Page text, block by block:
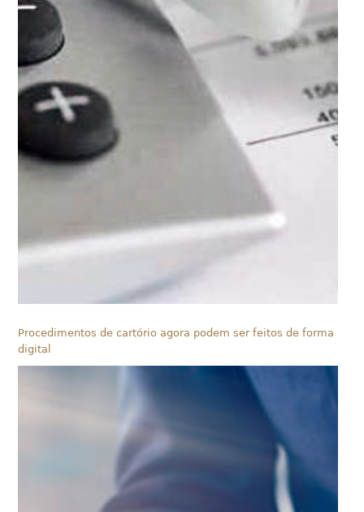
Procedimentos de cartório agora podem ser feitos de forma
digital